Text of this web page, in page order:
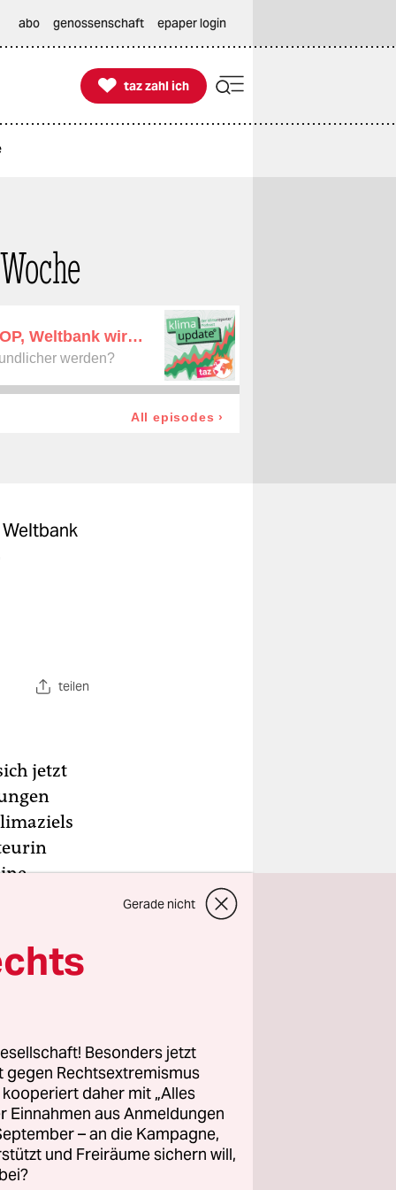
abo genossenschaft epaper login

taz zahl ich
taz zahl ich
teilen
jetzt
gesetzt
mehr
. Das
in
Gerade nicht
Besonders jetzt
gegen Rechtsextremismus
daher mit „Alles
Einnahmen aus Anmeldungen
– an die Kampagne,
und Freiräume sichern will,